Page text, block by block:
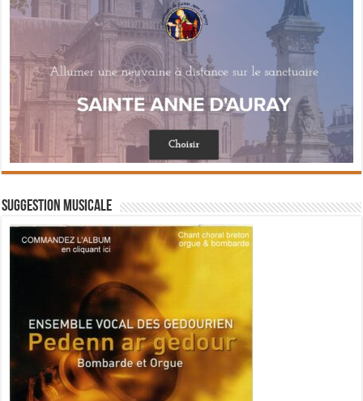
Suggestion musicale